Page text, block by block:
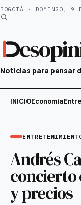
Saltar
al
BOGOTÁ · DOMINGO, 9
Noticias para pensar
INICIOEconomia
Andrés
concierto
y precios